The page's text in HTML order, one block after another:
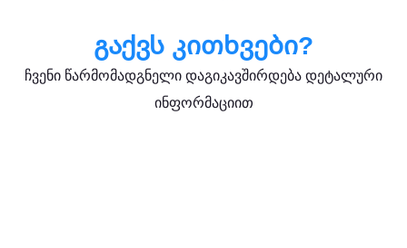
გაქვს კითხვები?
ჩვენი წარმომადგნელი დაგიკავშირდება დეტალური
ინფორმაციით